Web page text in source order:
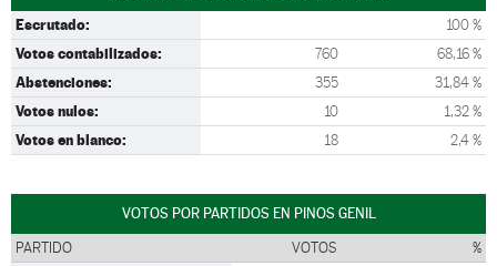
Escrutado: 100 %
Votos contabilizados: 760 68,16 %
Abstenciones: 355 31,84 %
Votos nulos: 10 1,32 %
Votos en blanco: 18 2,4 %
VOTOS POR PARTIDOS EN PINOS GENIL
PARTIDO VOTOS %